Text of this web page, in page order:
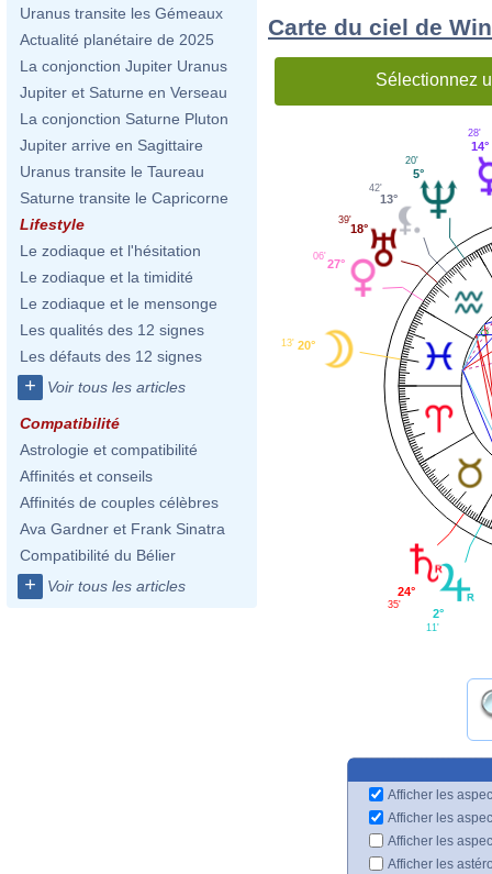
Uranus transite les Gémeaux
Actualité planétaire de 2025
La conjonction Jupiter Uranus
Jupiter et Saturne en Verseau
La conjonction Saturne Pluton
Jupiter arrive en Sagittaire
Uranus transite le Taureau
Saturne transite le Capricorne
Lifestyle
Le zodiaque et l'hésitation
Le zodiaque et la timidité
Le zodiaque et le mensonge
Les qualités des 12 signes
Les défauts des 12 signes
+ Voir tous les articles
Compatibilité
Astrologie et compatibilité
Affinités et conseils
Affinités de couples célèbres
Ava Gardner et Frank Sinatra
Compatibilité du Bélier
+ Voir tous les articles
Carte du ciel de
Sélectionnez
14°
28'
5°
20'
13°
42'
18°
39'
27°
06'
20°
13'
24°
35'
2°
11'
Afficher les
Afficher les
Afficher les
Afficher les